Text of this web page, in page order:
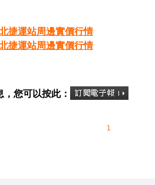
捷運站周邊實價行情
捷運站周邊實價行情
您可以按此：
1